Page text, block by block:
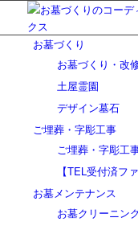
お墓づくり
お墓づくり・改
土屋霊園
デザイン墓石
ご埋葬・字彫工事
ご埋葬・字彫工
【TEL受付済フ
お墓メンテナンス
お墓クリーニン